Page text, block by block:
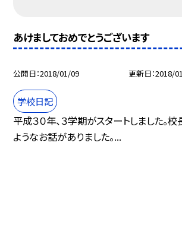
あけましておめでとうございます
公開日 2018/01/09 更新日 2018/
学校日記
平成３０年、３学期がスタートしました。
ようなお話がありました。...